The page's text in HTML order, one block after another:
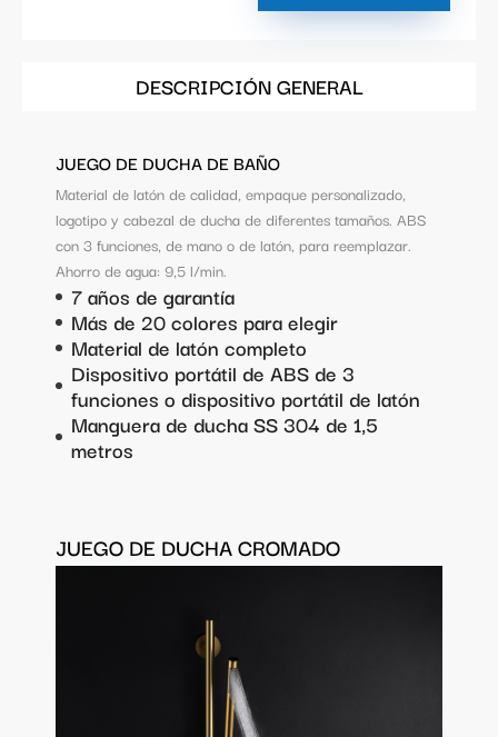
DESCRIPCIÓN GENERAL
JUEGO DE DUCHA DE BAÑO
Material de latón de calidad, empaque personalizado,
logotipo y cabezal de ducha de diferentes tamaños. ABS
con 3 funciones, de mano o de latón, para reemplazar.
Ahorro de agua: 9,5 l/min.
7 años de garantía
Más de 20 colores para elegir
Material de latón completo
Dispositivo portátil de ABS de 3
funciones o dispositivo portátil de latón
Manguera de ducha SS 304 de 1,5
metros
JUEGO DE DUCHA CROMADO